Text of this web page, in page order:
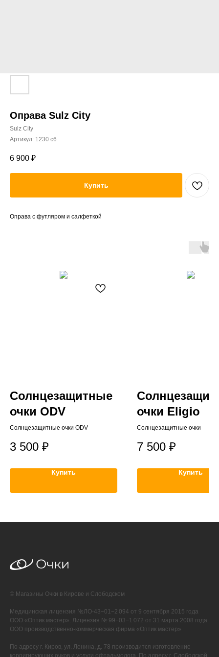
Оправа Sulz City
Sulz City
Артикул: 1230 c6
6 900 ₽
Купить
Оправа с футляром и салфеткой
Солнцезащитные
очки ODV
Солнцезащитные очки ODV
3 500 ₽
Купить
очки Eligio
Солнцезащитные очки
7 500 ₽
Купить
© Магазины Очки в Кирове и Слободском
Медицинская лицензия №ЛО-43−01−2 094 от 9 сентября 2015 года
ООО «Оптик мастер». Лицензия № 99−03−1 072 от 31 марта 2008 года
ООО производственно-коммерческая фирма «Оптик мастер»
По адресу г. Киров, ул. Ленина, д. 78 производится изготовление